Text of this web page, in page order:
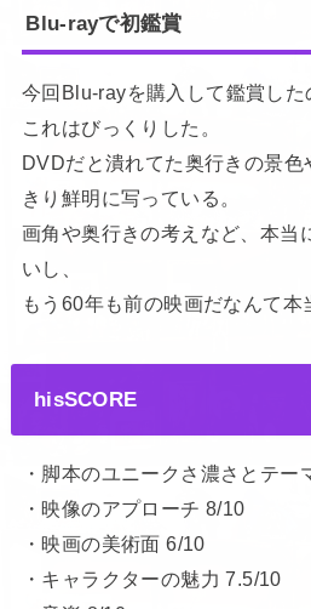
Blu-rayで初鑑賞
今回Blu-rayを購入して鑑賞した
これはびっくりした。
DVDだと潰れてた奥行きの景色
きり鮮明に写っている。
画角や奥行きの考えなど、本当
いし、
もう60年も前の映画だなんて本
hisSCORE
・脚本のユニークさ濃さとテー
・映像のアプローチ 8/10
・映画の美術面 6/10
・キャラクターの魅力 7.5/10